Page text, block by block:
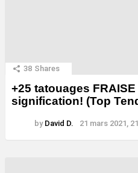
38 Shares
+25 tatouages
signification! (Top
by David D. 21 mars 2021,